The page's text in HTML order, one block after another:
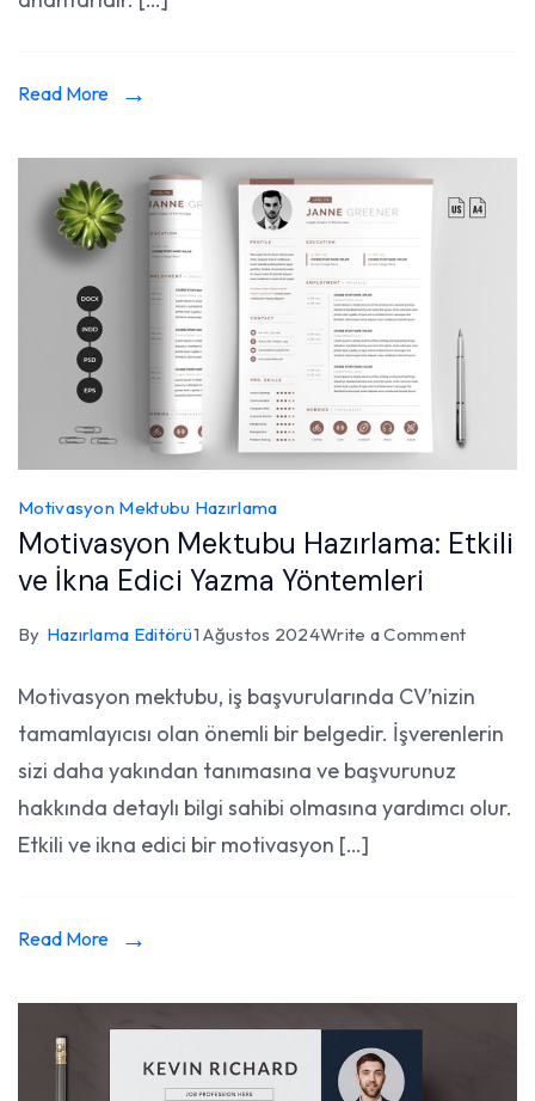
Read More
Motivasyon Mektubu Hazırlama
Motivasyon Mektubu Hazırlama: Etkili
ve İkna Edici Yazma Yöntemleri
By Hazırlama Editörü1 Ağustos 2024Write a Commenton
ve
Motivasyon mektubu, iş başvurularında CV’nizin
tamamlayıcısı olan önemli bir belgedir. İşverenlerin
sizi daha yakından tanımasına ve başvurunuz
hakkında detaylı bilgi sahibi olmasına yardımcı olur.
Etkili ve ikna edici bir motivasyon […]
Read More